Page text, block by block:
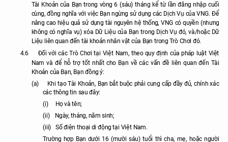
Tài Khoản của Bạn trong vòng 6 (sáu) tháng kể từ lần đăng nhập cuối
cùng, đồng nghĩa với việc Bạn ngừng sử dụng các Dịch Vụ của VNG. Để
nâng cao hiệu quả sử dụng tài nguyên hệ thống, VNG có quyền (nhưng
không có nghĩa vụ) xóa Dữ Liệu của Bạn trong Dịch Vụ đó, và/hoặc Dữ
Liệu liên quan đến tài khoản nhân vật của Bạn trong Trò Chơi đó.
4.6
Đối với các Trò Chơi tại Việt Nam, theo quy định của pháp luật Việt
Nam và để hỗ trợ tốt nhất cho Bạn về các vấn đề liên quan đến Tài
Khoản của Bạn, Bạn đồng ý:
(a)
Khi tạo Tài Khoản, Bạn bắt buộc phải cung cấp đầy đủ, chính xác
các thông tin sau đây:
(i)
Họ và tên;
(ii)
Ngày, tháng, năm sinh;
(iii)
Số điện thoại di động tại Việt Nam.
Trường hợp Bạn dưới 16 (mười sáu) tuổi thì cha, mẹ, hoặc người